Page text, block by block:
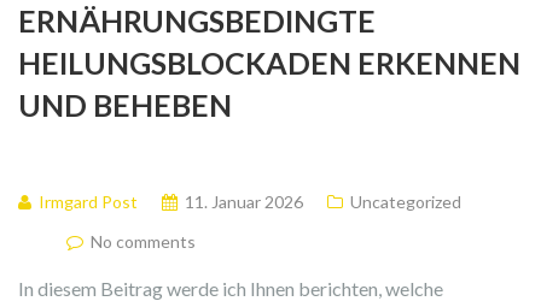
ERNÄHRUNGSBEDINGTE
HEILUNGSBLOCKADEN ERKENNEN
UND BEHEBEN
Irmgard Post 11. Januar 2026
Uncategorized
No comments
In diesem Beitrag werde ich Ihnen berichten, welche